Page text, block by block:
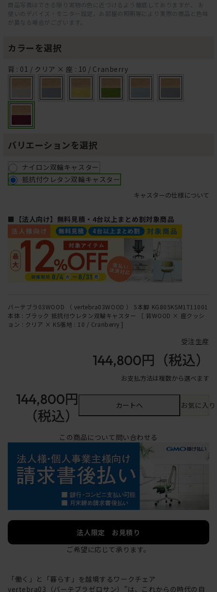
商品写真はできる限り実物の色に近づけるよう徹底しておりますが、 お
使いのデバイス・モニター設定、お部屋の照明等により実際の商品と色味
が異なる場合がございます。
カラーを選択
背 : 01 / クリア × 座 : 10 / Cranberry
バリエーションを選択
ナイロン双輪キャスター
抵抗付ウレタン双輪キャスター
キャスターの仕様について
■【法人向け】無料見積・4台以上まとめ割対象商品
バーテブラ03WOOD （ vertebra03WOOD ） 5本脚 KG805KSM1T11001
本体 : ブラック 抵抗付ウレタン双輪キャスター ［ 背WOOD × 座クッシ
ョン : クリア × KS張地 : 10 / Cranberry ]
受注生産
144,800円 （税込）
お支払方法は複数から選べます
144,800円
（税込）
カートへ お気に入
この商品について問い合わせる
法人限定 お見積り
ご希望に応じて承ります。
「働く」と「暮らす」を越境するワークチェア
vertebra03（バーテブラゼロサン）”は、これからの時代の自